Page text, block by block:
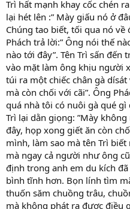
Trì hất mạnh khay cốc chén
lại hét lên :” Mày giấu nó ở
Chúng tao biết, tối qua nó về
Phách trả lời:” Ông nói thế
nào tới đây”. Tên Trì sấn
vào mặt làm ông khịu người
túi ra một chiếc chân gà dísát
mà còn chối với cãi”. Ông
quá nhà tôi có nuôi gà qué gì
Trì lại dằn giọng: ”Mày
đây, họp xong giết ăn còn
mình, làm sao mà tên Trì
mà ngay cả người như ông
định trong anh em du kích
bình tĩnh hơn. Bọn lính tìm
thuốn săm chuồng trâu,
mà không phát ra đươc điều